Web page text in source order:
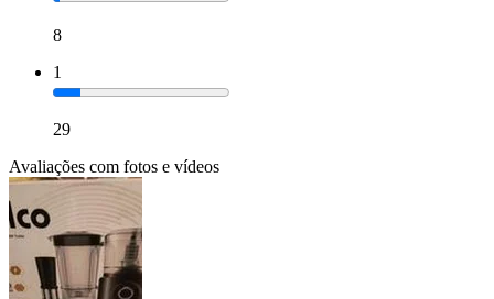
8
1
29
Avaliações com fotos e vídeos